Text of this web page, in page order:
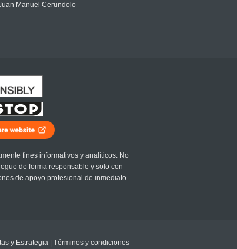
Manuel Cerundolo
fines informativos y analíticos. No
de forma responsable y solo con
de apoyo profesional de inmediato.
y Estrategia Términos y condiciones